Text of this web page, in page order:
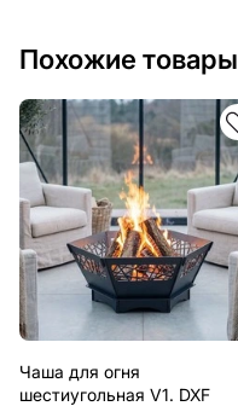
Похожие товары
Чаша для огня
шестиугольная V1. DXF